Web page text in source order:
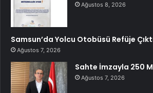
Ağustos 8, 2026
Samsun’da Yolcu Otobüsü Refüje
Ağustos 7, 2026
Sahte İmzayla 250
Ağustos 7, 2026